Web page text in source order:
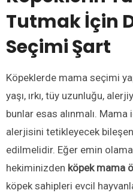
Tutmak İçin
Seçimi Şart
Köpeklerde mama seçimi
yaşı, ırkı, tüy uzunluğu,
bunlar esas alınmalı.
alerjisini tetikleyecek
edilmelidir. Eğer emin
hekiminizden köpek mama
köpek sahipleri evcil